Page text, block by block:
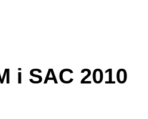
i SAC 2010